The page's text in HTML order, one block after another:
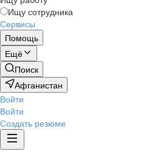
Ищу сотрудника
Сервисы
Помощь
Ещё
Поиск
Афганистан
Войти
Войти
Создать резюме